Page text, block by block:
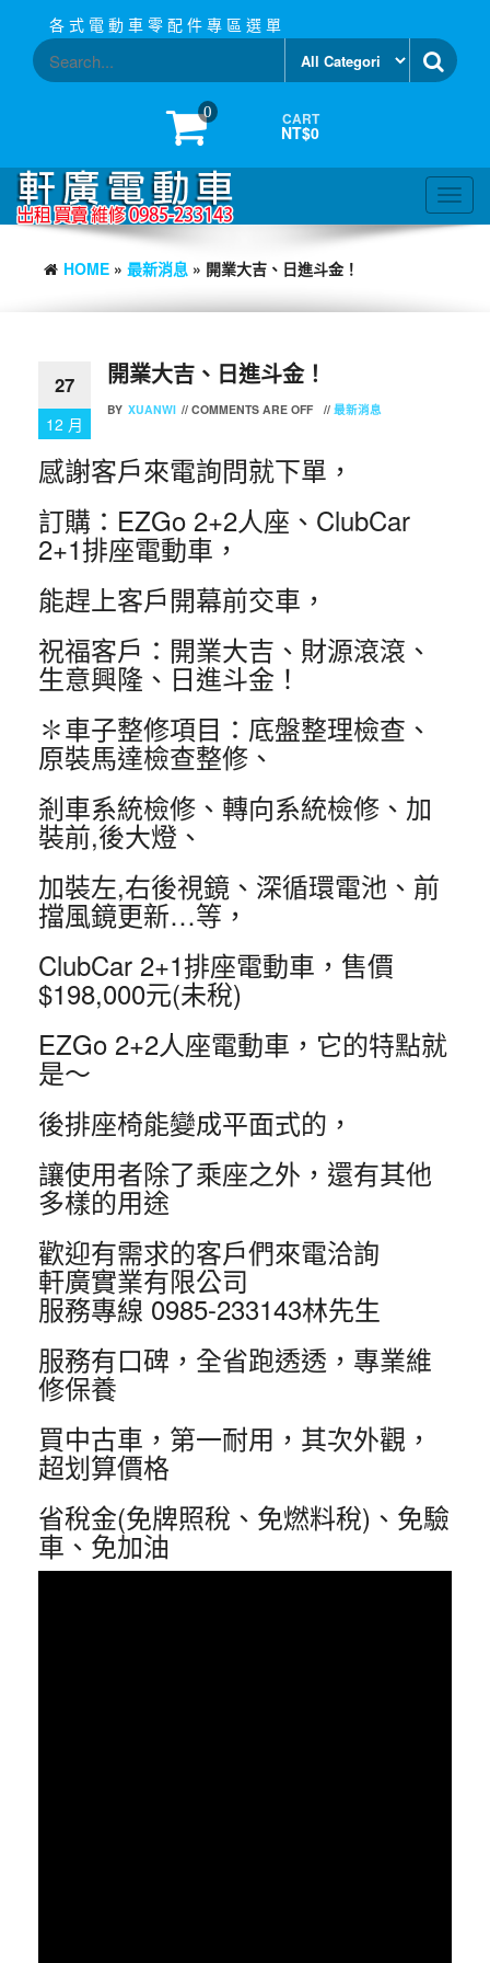
content
各 式 電 動 車 零 配 件 專 區 選 單
0 CART
NT$0
HOME » 最新消息 » 開業大吉、日進斗金！
27
12 月
開業大吉、日進斗金！
BY XUANWI // COMMENTS ARE OFF // 最新消息
感謝客戶來電詢問就下單，
訂購：EZGo 2+2人座、ClubCar
2+1排座電動車，
能趕上客戶開幕前交車，
祝福客戶：開業大吉、財源滾滾、
生意興隆、日進斗金！
✽車子整修項目：底盤整理檢查、
原裝馬達檢查整修、
剎車系統檢修、轉向系統檢修、加
裝前,後大燈、
加裝左,右後視鏡、深循環電池、前
擋風鏡更新…等，
ClubCar 2+1排座電動車，售價
$198,000元(未稅)
EZGo 2+2人座電動車，它的特點就
是～
後排座椅能變成平面式的，
讓使用者除了乘座之外，還有其他
多樣的用途
歡迎有需求的客戶們來電洽詢
軒廣實業有限公司
服務專線 0985-233143林先生
服務有口碑，全省跑透透，專業維
修保養
買中古車，第一耐用，其次外觀，
超划算價格
省稅金(免牌照稅、免燃料稅)、免驗
車、免加油